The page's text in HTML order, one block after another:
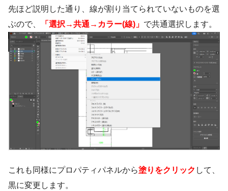
先ほど説明した通り、線が割り当てられていないものを選
ぶので、
「選択→共通→カラー(線)」 で共通選択します。
これも同様にプロパティパネルから塗りをクリック して、
黒に変更します。